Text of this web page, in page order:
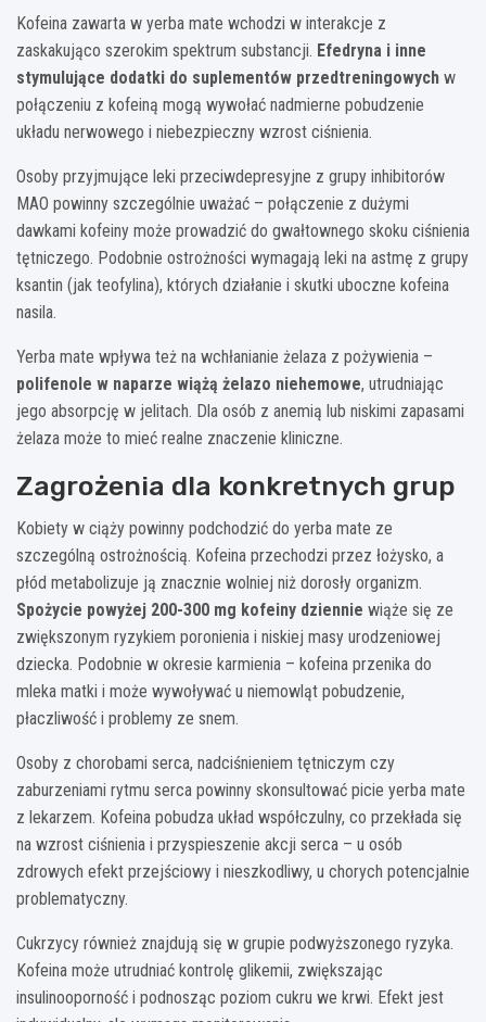
Kofeina zawarta w yerba mate wchodzi w interakcje z
zaskakująco szerokim spektrum substancji. Efedryna i inne
stymulujące dodatki do suplementów przedtreningowych w
połączeniu z kofeiną mogą wywołać nadmierne pobudzenie
układu nerwowego i niebezpieczny wzrost ciśnienia.
Osoby przyjmujące leki przeciwdepresyjne z grupy inhibitorów
MAO powinny szczególnie uważać – połączenie z dużymi
dawkami kofeiny może prowadzić do gwałtownego skoku ciśnienia
tętniczego. Podobnie ostrożności wymagają leki na astmę z grupy
ksantin (jak teofylina), których działanie i skutki uboczne kofeina
nasila.
Yerba mate wpływa też na wchłanianie żelaza z pożywienia –
polifenole w naparze wiążą żelazo niehemowe, utrudniając
jego absorpcję w jelitach. Dla osób z anemią lub niskimi zapasami
żelaza może to mieć realne znaczenie kliniczne.
Zagrożenia dla konkretnych grup
Kobiety w ciąży powinny podchodzić do yerba mate ze
szczególną ostrożnością. Kofeina przechodzi przez łożysko, a
płód metabolizuje ją znacznie wolniej niż dorosły organizm.
Spożycie powyżej 200-300 mg kofeiny dziennie wiąże się ze
zwiększonym ryzykiem poronienia i niskiej masy urodzeniowej
dziecka. Podobnie w okresie karmienia – kofeina przenika do
mleka matki i może wywoływać u niemowląt pobudzenie,
płaczliwość i problemy ze snem.
Osoby z chorobami serca, nadciśnieniem tętniczym czy
zaburzeniami rytmu serca powinny skonsultować picie yerba mate
z lekarzem. Kofeina pobudza układ współczulny, co przekłada się
na wzrost ciśnienia i przyspieszenie akcji serca – u osób
zdrowych efekt przejściowy i nieszkodliwy, u chorych potencjalnie
problematyczny.
Cukrzycy również znajdują się w grupie podwyższonego ryzyka.
Kofeina może utrudniać kontrolę glikemii, zwiększając
insulinooporność i podnosząc poziom cukru we krwi. Efekt jest